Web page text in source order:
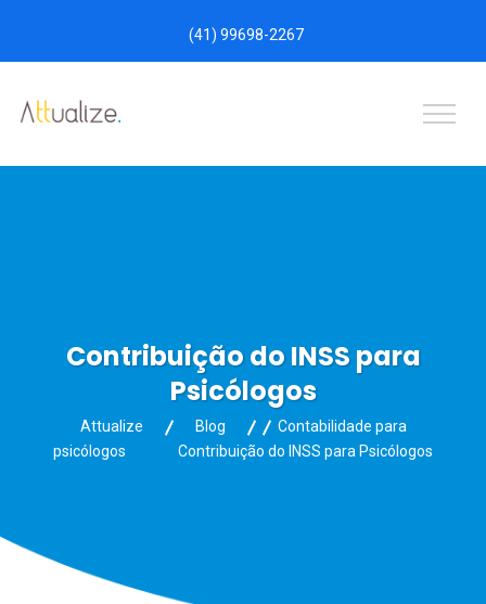
(41) 99698-2267
Contribuição do INSS para
Psicólogos
Attualize Blog
Contabilidade para
psicólogos
Contribuição do INSS para Psicólogos